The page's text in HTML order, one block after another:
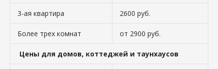
3-ая квартира 2600 руб.
Более трех комнат от 2900 руб.
Цены для домов, коттеджей и таунхаусов